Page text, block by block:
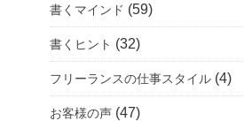
書くマインド (59)
書くヒント (32)
フリーランスの仕事スタイル (4)
お客様の声 (47)